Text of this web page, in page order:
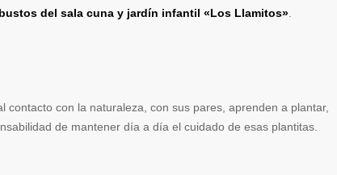
del sala cuna y jardín infantil «Los Llamitos»
contacto con la naturaleza, con sus pares, aprenden a plantar,
de mantener día a día el cuidado de esas plantitas.